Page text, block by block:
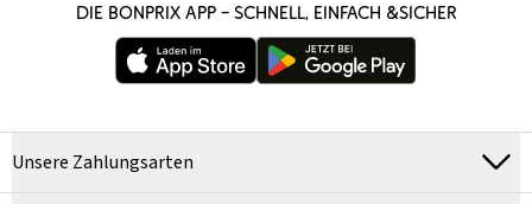
DIE BONPRIX APP – SCHNELL, EINFACH &SICHER
Unsere Zahlungsarten